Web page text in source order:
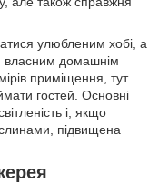
улюбленим хобі, а
власним домашнім
приміщення, тут
гостей. Основні
і, якщо
підвищена